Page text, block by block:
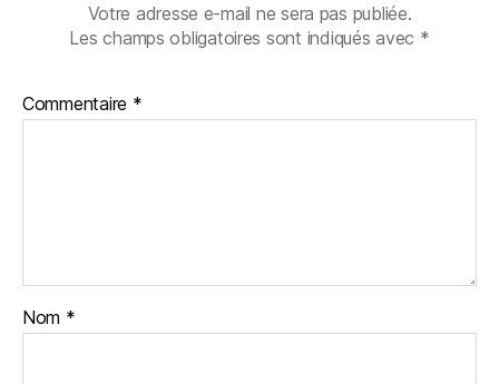
Votre adresse e-mail ne sera pas publiée.
Les champs obligatoires sont indiqués avec *
Commentaire *
Nom *